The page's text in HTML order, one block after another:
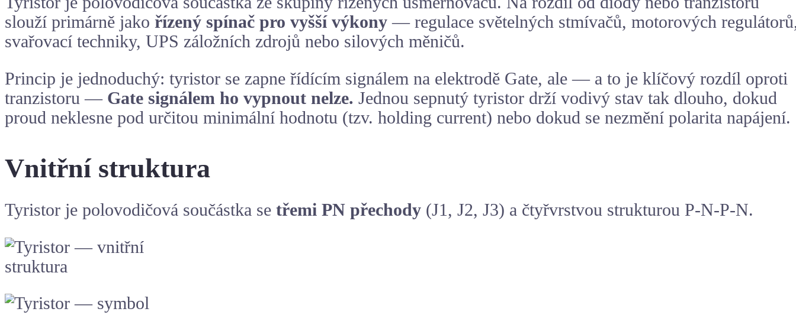
slouží primárně jako řízený spínač pro vyšší výkony — regulace světelných stmívačů, motorových
svařovací techniky, UPS záložních zdrojů nebo silových měničů.
Princip je jednoduchý: tyristor se zapne řídícím signálem na elektrodě Gate, ale — a to je klíčový rozdíl oproti
tranzistoru — Gate signálem ho vypnout nelze. Jednou sepnutý tyristor drží vodivý stav tak dlouho, dokud
proud neklesne pod určitou minimální hodnotu (tzv. holding current) nebo dokud se nezmění polarita napájení.
Vnitřní struktura
Tyristor je polovodičová součástka se třemi PN přechody (J1, J2, J3) a čtyřvrstvou strukturou P-N-P-N.